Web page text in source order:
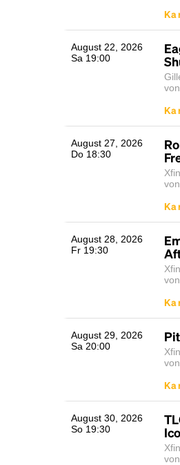
August 22, 2026
Sa 19:00
August 27, 2026
Do 18:30
August 28, 2026
Fr 19:30
August 29, 2026
Sa 20:00
August 30, 2026
So 19:30